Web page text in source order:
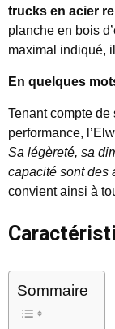
trucks en acier
planche en bois
maximal indiqué,
En quelques
Tenant compte
performance,
Sa légèreté, sa
capacité sont des
convient ainsi à
Sommaire